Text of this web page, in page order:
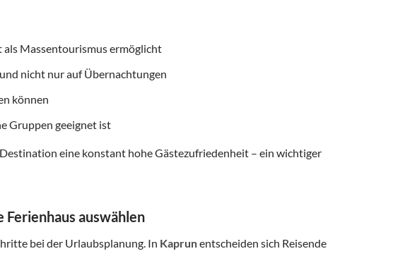
als Massentourismus ermöglicht
nicht nur auf Übernachtungen
können
Gruppen geeignet ist
eine konstant hohe Gästezufriedenheit – ein wichtiger
Ferienhaus auswählen
bei der Urlaubsplanung. In Kaprunentscheiden sich Reisende